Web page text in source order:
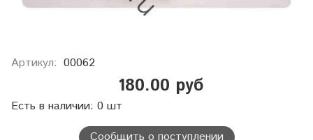
Артикул: 00062
180.00 руб
Есть в наличии: 0 шт
Сообщить о поступлении